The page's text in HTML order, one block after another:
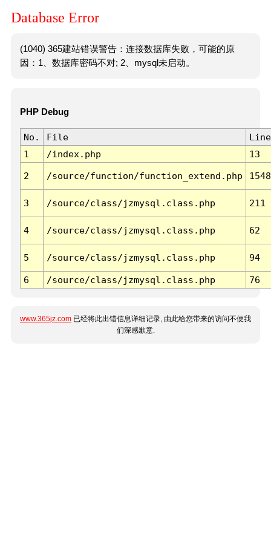
Database Error
(1040) 365建站错误警告：连接数据库失败，可能的原
因：1、数据库密码不对; 2、mysql未启动。
PHP Debug
No. File
Line
1
/index.php 13
2 /source/function/function_extend.php 1548
3 /source/class/jzmysql.class.php 211
4 /source/class/jzmysql.class.php 62
5 /source/class/jzmysql.class.php 94
6 /source/class/jzmysql.class.php 76
www.365jz.com 已经将此出错信息详细记录, 由此给您带来的访问不便我
们深感歉意.